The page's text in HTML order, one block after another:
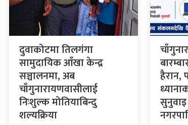
दुवाकोटमा तिलगंगा
सामुदायिक आँखा केन्द्र
सञ्चालनमा, अब
चाँगुनारायणवासीलाई
निःशुल्क मोतियाबिन्दु
शल्यक्रिया